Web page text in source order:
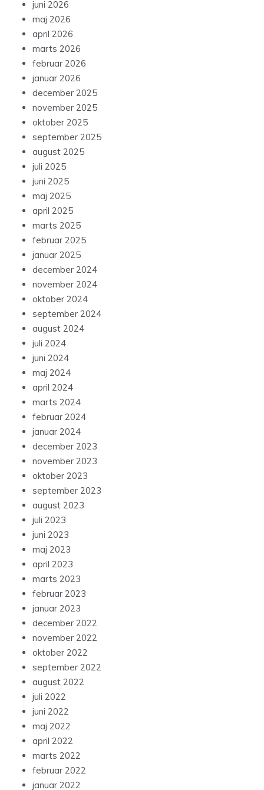
juni 2026
maj 2026
april 2026
marts 2026
februar 2026
januar 2026
december 2025
november 2025
oktober 2025
september 2025
august 2025
juli 2025
juni 2025
maj 2025
april 2025
marts 2025
februar 2025
januar 2025
december 2024
november 2024
oktober 2024
september 2024
august 2024
juli 2024
juni 2024
maj 2024
april 2024
marts 2024
februar 2024
januar 2024
december 2023
november 2023
oktober 2023
september 2023
august 2023
juli 2023
juni 2023
maj 2023
april 2023
marts 2023
februar 2023
januar 2023
december 2022
november 2022
oktober 2022
september 2022
august 2022
juli 2022
juni 2022
maj 2022
april 2022
marts 2022
februar 2022
januar 2022